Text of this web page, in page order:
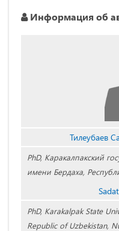
Информация об
Тилеубаев
PhD, Каракалпакский
имени Бердаха,
PhD, Karakalpak State
Republic of Uzbekistan,